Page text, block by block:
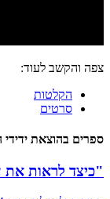
צפה והקשב לעוד:
הקלטות
סרטים
ספרים בהוצאת
"כיצד לראות